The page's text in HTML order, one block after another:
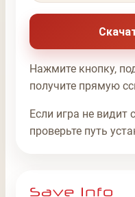
Нажмите кнопку,
получите прямую
Если игра не видит
проверьте путь